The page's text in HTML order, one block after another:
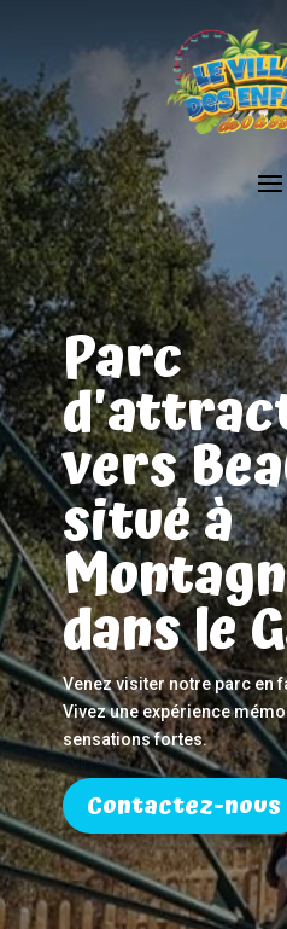
Parc
vers
situé à
dans le
Venez visiter notre parc en
Vivez une expérience
sensations fortes.
Contactez-nous